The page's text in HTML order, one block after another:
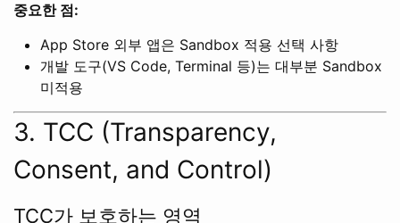
중요한 점:
App Store 외부 앱은 Sandbox 적용 선택 사항
개발 도구(VS Code, Terminal 등)는 대부분 Sandbox
미적용
3. TCC (Transparency,
Consent, and Control)
TCC가 보호하는 영역